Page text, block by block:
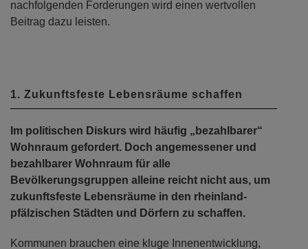
nachfolgenden Forderungen wird einen wertvollen
Beitrag dazu leisten.
1. Zukunftsfeste Lebensräume schaffen
Im politischen Diskurs wird häufig „bezahlbarer“
Wohnraum gefordert. Doch angemessener und
bezahlbarer Wohnraum für alle
Bevölkerungsgruppen alleine reicht nicht aus, um
zukunftsfeste Lebensräume in den rheinland-
pfälzischen Städten und Dörfern zu schaffen.
Kommunen brauchen eine kluge Innenentwicklung,